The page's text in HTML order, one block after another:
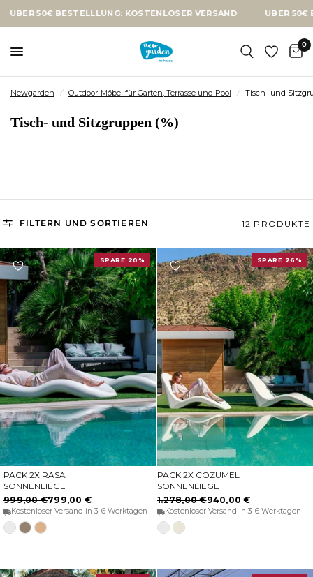
50€ BESTELLLUNG: KOSTENLOSER VERSAND ÜBER 50€
0
Newgarden / Outdoor-Möbel für Garten, Terrasse und Pool / Tisch- und
Tisch- und Sitzgruppen (%)
FILTERN UND SORTIEREN 12 PRODUKTE
SPARE 20%
OPTIONEN WÄHLEN
PACK 2X RASA
SONNENLIEGE
999,00 €799,00 €
Kostenloser Versand in 3-6 Werktagen
Weiß
Taupe
Beige
SPARE 26%
OPTIONEN WÄHLEN
PACK 2X COZUMEL
SONNENLIEGE
1.278,00 €940,00 €
Kostenloser Versand in 3-6 Werktagen
WeißOpak-
Beige